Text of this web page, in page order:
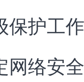
保护工
网络安